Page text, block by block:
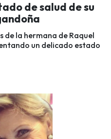
de salud de su
de la hermana de Raquel
un delicado estado